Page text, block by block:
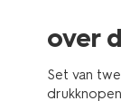
over
Set van